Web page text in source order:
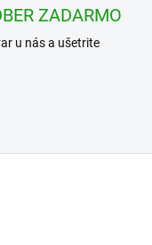
ZADARMO
u nás a ušetrite